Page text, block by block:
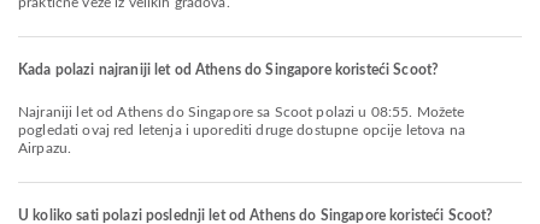
Kada polazi najraniji let od Athens do Singapore koristeći Scoot?
Najraniji let od Athens do Singapore sa Scoot polazi u 08:55. Možete
pogledati ovaj red letenja i uporediti druge dostupne opcije letova na
Airpazu.
U koliko sati polazi poslednji let od Athens do Singapore koristeći Scoot?